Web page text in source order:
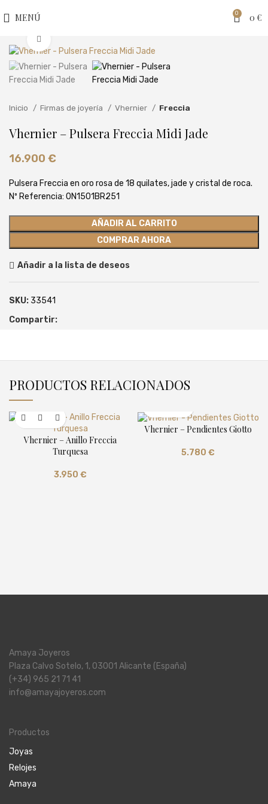
MENÚ 0 0 €
Inicio Firmas de joyería Vhernier Freccia
Vhernier – Pulsera Freccia Midi Jade
16.900 €
Pulsera Freccia en oro rosa de 18 quilates, jade y cristal de roca.
Nº Referencia: 0N1501BR251
AÑADIR AL CARRITO
COMPRAR AHORA
Añadir a la lista de deseos
SKU: 33541
Compartir:
PRODUCTOS RELACIONADOS
Vhernier – Anillo Freccia
Turquesa
3.950 €
Vhernier – Pendientes Giotto
5.780 €
Amaya Joyeros
Plaza Calvo Sotelo, 1, 03001 Alicante (España)
(+34) 965 21 71 41
info@amayajoyeros.com
Productos
Joyas
Relojes
Amaya